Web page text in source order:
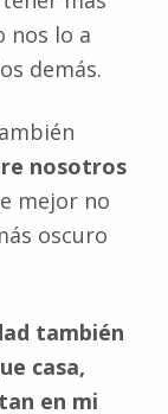
nos lo a
demás.
nosotros
mejor no
oscuro
también
casa,
en mi